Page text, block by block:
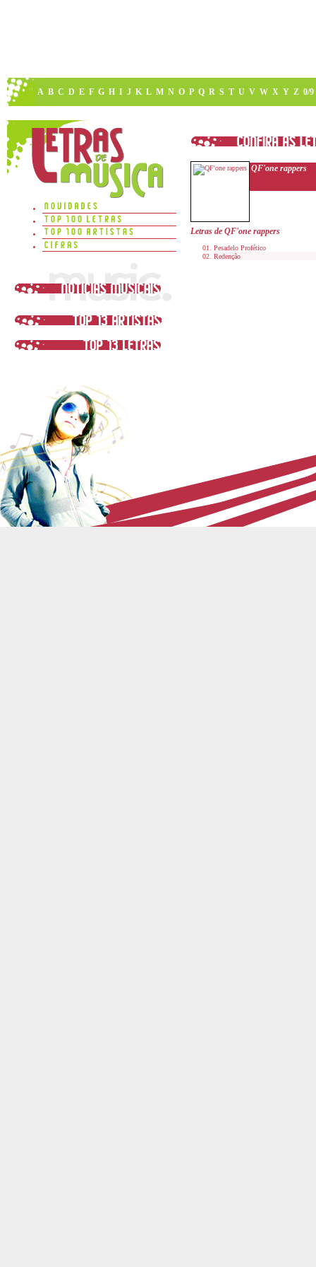
A B C D E F G H I J K L M N O P Q R S T U V W X Y Z 0/9
QF'one rappers
Letras de QF'one rappers
Pesadelo Profético
Redenção